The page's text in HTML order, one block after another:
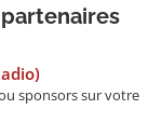
sponsors sur votre